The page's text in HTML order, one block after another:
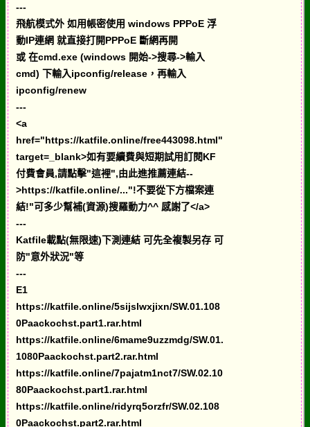
---
飛航模式外 如用帳密使用 windows PPPoE 浮
動IP連網 就直接打開PPPoE 斷網再開
或 在cmd.exe (windows 開始->搜尋->輸入
cmd) 下輸入ipconfig/release，再輸入
ipconfig/renew
---
<a
href="https://katfile.online/free443098.html"
target=_blank>如有要續費與短期試用訂閱KF
付費會員,請點擊"這裡",由此進推薦連結--
>https://katfile.online/..."!不要從下方檔案連
結!"可多少幫補(資源)搜羅動力^^ 感謝了</a>
---
Katfile載點(無限速)下測連結 可先全複製另存 可
防"意外狀況"等
---
E1
https://katfile.online/5sijslwxjixn/SW.01.108
0Paackochst.part1.rar.html
https://katfile.online/6mame9uzzmdg/SW.01.
1080Paackochst.part2.rar.html
https://katfile.online/7pajatm1nct7/SW.02.10
80Paackochst.part1.rar.html
https://katfile.online/ridyrq5orzfr/SW.02.108
0Paackochst.part2.rar.html